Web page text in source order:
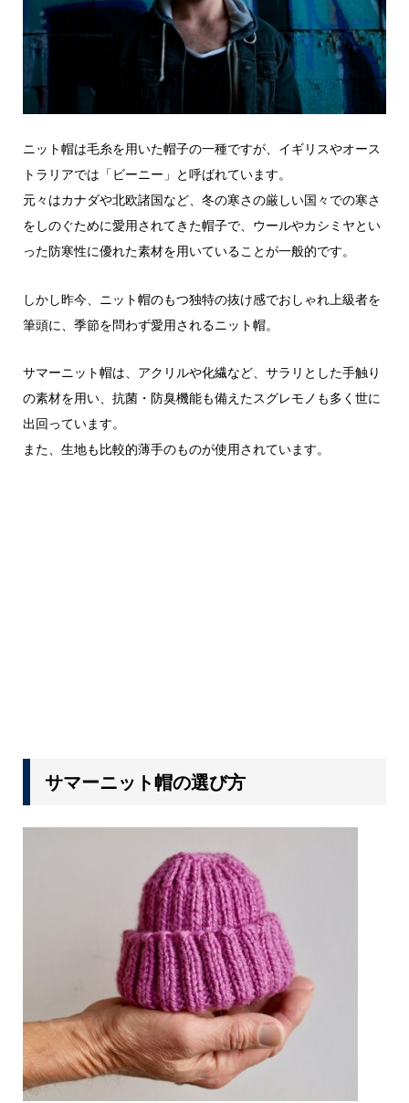
ニット帽は毛糸を用いた帽子の一種ですが、イギリスやオース
トラリアでは「ビーニー」と呼ばれています。
元々はカナダや北欧諸国など、冬の寒さの厳しい国々での寒さ
をしのぐために愛用されてきた帽子で、ウールやカシミヤとい
った防寒性に優れた素材を用いていることが一般的です。
しかし昨今、ニット帽のもつ独特の抜け感でおしゃれ上級者を
筆頭に、季節を問わず愛用されるニット帽。
サマーニット帽は、アクリルや化繊など、サラリとした手触り
の素材を用い、抗菌・防臭機能も備えたスグレモノも多く世に
出回っています。
また、生地も比較的薄手のものが使用されています。
サマーニット帽の選び方